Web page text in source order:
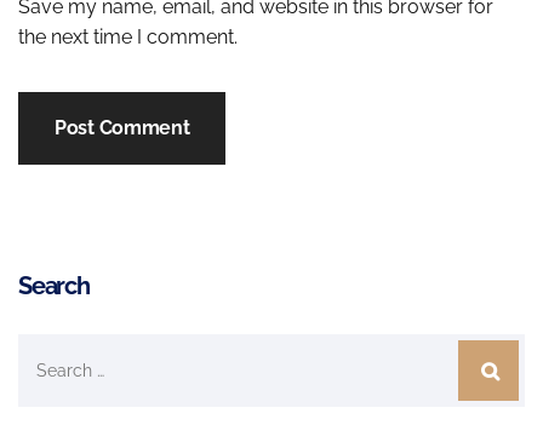
Save my name, email, and website in this browser for
the next time I comment.
Search